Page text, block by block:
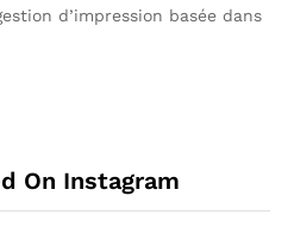
d’impression basée dans
On Instagram